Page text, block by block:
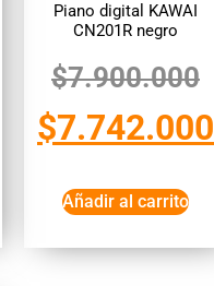
Piano digital KAWAI
CN201R negro
$7.900.000
$7.742.000
Añadir al carrito